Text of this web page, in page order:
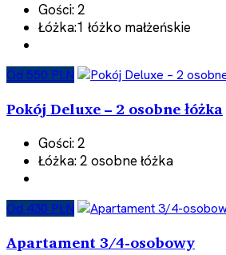
Gości:2
Łóżka:1 łóżko małżeńskie
Od 550 PLN
Pokój Deluxe – 2 osobne łóżka
Gości:2
Łóżka:2 osobne łóżka
Od 430 PLN
Apartament 3/4-osobowy